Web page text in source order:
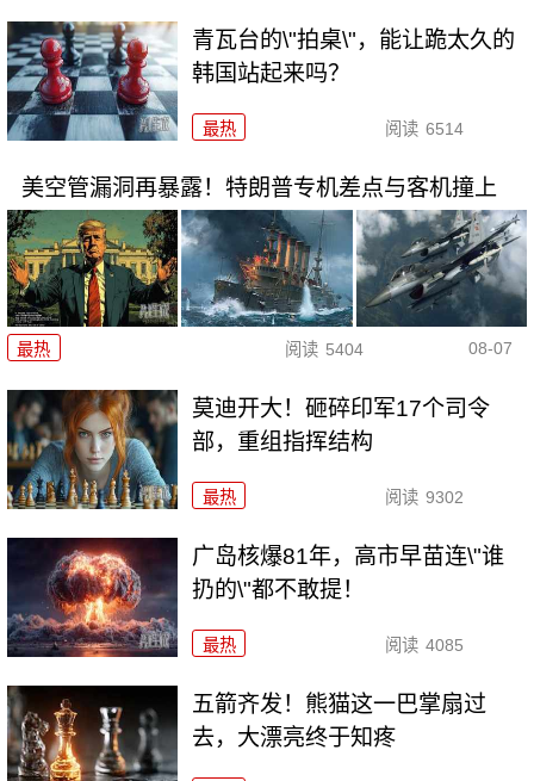
青瓦台的\"拍桌\"，能让跪太久的
韩国站起来吗？
最热 阅读 6514
美空管漏洞再暴露！特朗普专机差点与客机撞上
最热 阅读 5404 08-07
莫迪开大！砸碎印军17个司令
部，重组指挥结构
最热 阅读 9302
广岛核爆81年，高市早苗连\"谁
扔的\"都不敢提！
最热 阅读 4085
五箭齐发！熊猫这一巴掌扇过
去，大漂亮终于知疼